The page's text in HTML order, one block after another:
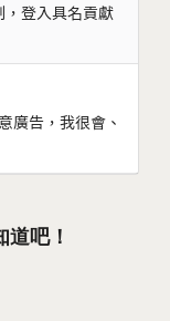
登入具名貢獻
廣告，我很會、
吧！